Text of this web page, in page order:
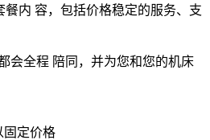
餐内 容，包括价格稳定的服务、支
会全程 陪同，并为您和您的机床
固定价格